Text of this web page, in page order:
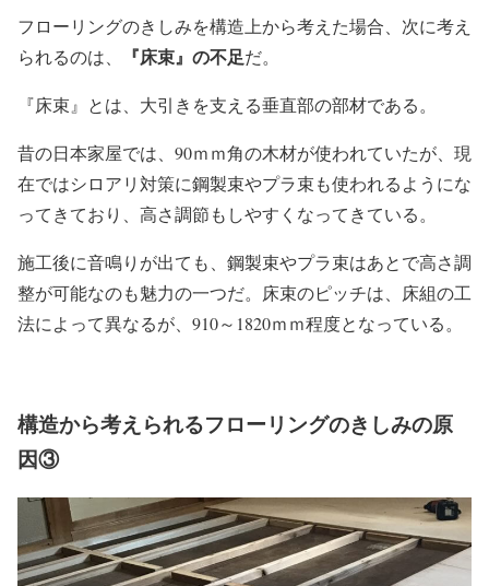
フローリングのきしみを構造上から考えた場合、次に考え
られるのは、
『床束』の不足だ。
『床束』とは、大引きを支える垂直部の部材である。
昔の日本家屋では、90ｍｍ角の木材が使われていたが、現
在ではシロアリ対策に鋼製束やプラ束も使われるようにな
ってきており、高さ調節もしやすくなってきている。
施工後に音鳴りが出ても、鋼製束やプラ束はあとで高さ調
整が可能なのも魅力の一つだ。床束のピッチは、床組の工
法によって異なるが、910～1820ｍｍ程度となっている。
構造から考えられるフローリングのきしみの原
因③